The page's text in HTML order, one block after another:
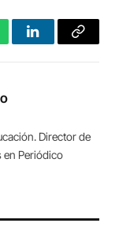
LinkedInCopy
Director de
en Periódico